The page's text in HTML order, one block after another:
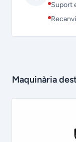
Suport
Maquinària